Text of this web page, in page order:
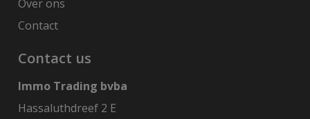
Over ons
Contact
Contact us
Immo Trading bvba
Hassaluthdreef 2 E